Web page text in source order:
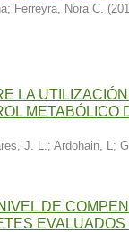
; Ferreyra, Nora C. (
LA
METABÓLICO
J. L.; Ardohain, L;
DE